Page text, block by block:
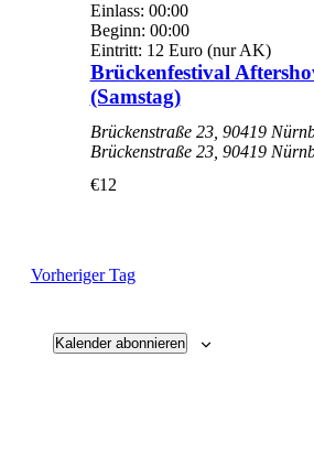
Brückenfestival
(Samstag)
Einlass: 00:00
Beginn: 00:00
Eintritt: 12 Euro (nur AK)
Brückenstraße 23, 90419
Brückenstraße 23, 90419
€12
Vorheriger Tag
Kalender abonnieren